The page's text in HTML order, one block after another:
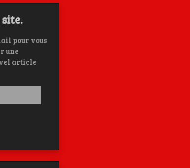
pour vous
une
article